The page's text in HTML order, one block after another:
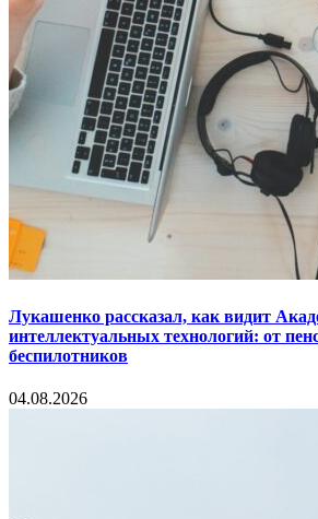
Лукашенко рассказал, как видит
интеллектуальных технологий: от
беспилотников
04.08.2026